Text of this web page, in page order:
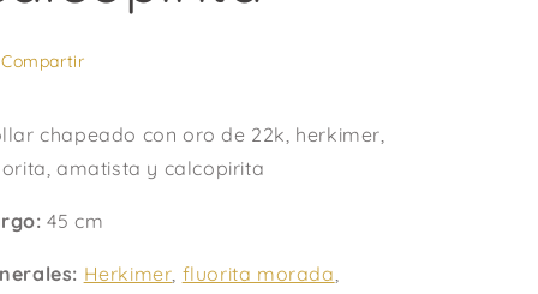
Compartir
chapeado con oro de 22k, herkimer,
amatista y calcopirita
45 cm
Herkimer, fluorita morada,